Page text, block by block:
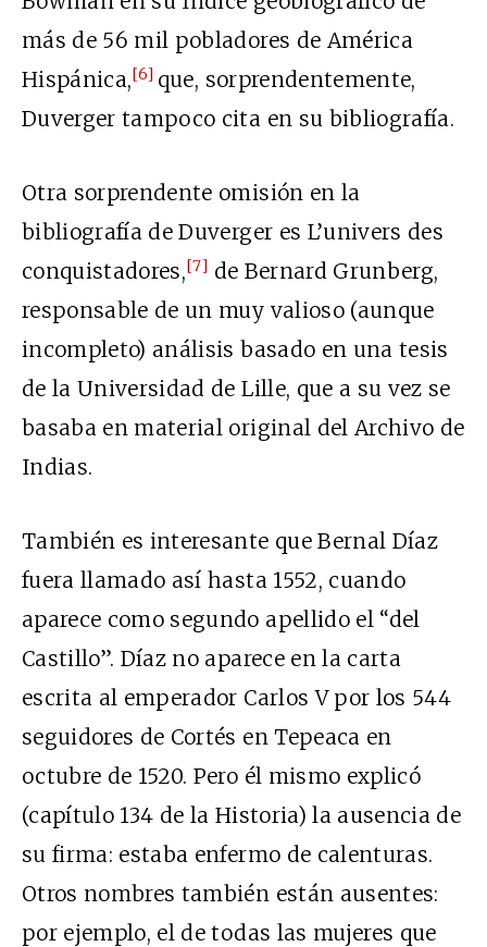
más de 56 mil pobladores de América
Hispánica,[6] que, sorprendentemente,
Duverger tampoco cita en su bibliografía.
Otra sorprendente omisión en la
bibliografía de Duverger es L’univers des
conquistadores,[7] de Bernard Grunberg,
responsable de un muy valioso (aunque
incompleto) análisis basado en una tesis
de la Universidad de Lille, que a su vez se
basaba en material original del Archivo de
Indias.
También es interesante que Bernal Díaz
fuera llamado así hasta 1552, cuando
aparece como segundo apellido el “del
Castillo”. Díaz no aparece en la carta
escrita al emperador Carlos V por los 544
seguidores de Cortés en Tepeaca en
octubre de 1520. Pero él mismo explicó
(capítulo 134 de la Historia) la ausencia de
su firma: estaba enfermo de calenturas.
Otros nombres también están ausentes:
por ejemplo, el de todas las mujeres que